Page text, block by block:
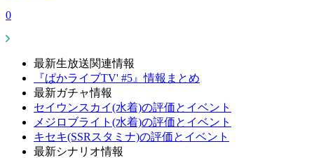
0
最新生放送関連情報
『ぱかライブTV' #5』情報まとめ
最新ガチャ情報
セイウンスカイ(水着)の評価とイベント
メジロブライト(水着)の評価とイベント
キセキ(SSRスタミナ)の評価とイベント
最新シナリオ情報